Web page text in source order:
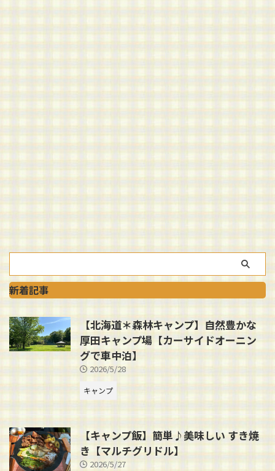
新着記事
【北海道＊森林キャンプ】自然豊かな
厚田キャンプ場【カーサイドオーニン
グで車中泊】
2026/5/28
キャンプ
【キャンプ飯】簡単♪美味しい すき焼
き【マルチグリドル】
2026/5/27